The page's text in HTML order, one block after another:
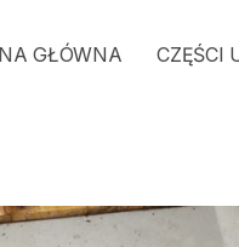
GŁÓWNA CZĘŚCI